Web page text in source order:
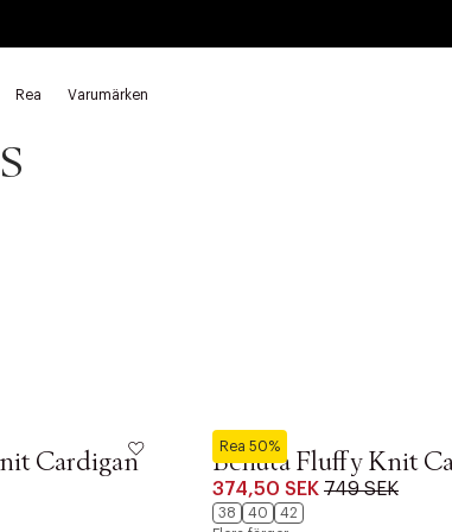
Rea Varumärken
Cardigan
Rea 50%
Neo Noir
Benuta Fluffy Knit
374,50 SEK 749 SEK
38 40
42